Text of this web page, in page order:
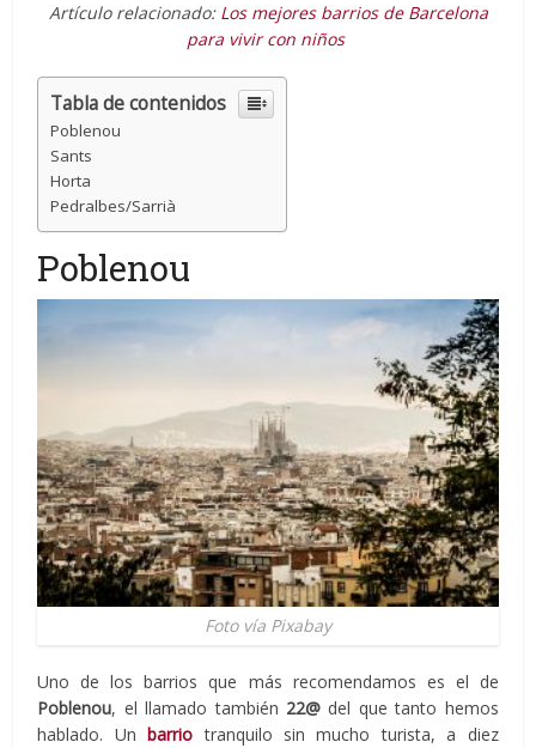
Artículo relacionado: Los mejores barrios de Barcelona
para vivir con niños
Tabla de contenidos
Poblenou
Sants
Horta
Pedralbes/Sarrià
Poblenou
Foto vía Pixabay
Uno de los barrios que más recomendamos es el de
Poblenou, el llamado también 22@ del que tanto hemos
hablado. Un barrio tranquilo sin mucho turista, a diez